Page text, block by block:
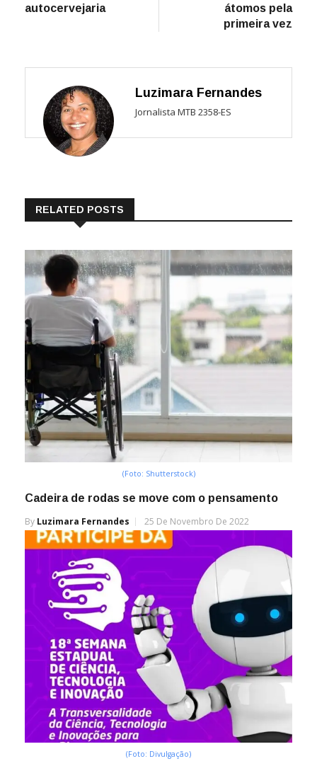
autocervejaria
átomos pela
primeira vez
Luzimara Fernandes
Jornalista MTB 2358-ES
RELATED POSTS
(Foto: Shutterstock)
Cadeira de rodas se move com o pensamento
By Luzimara Fernandes 25 De Novembro De 2022
(Foto: Divulgação)